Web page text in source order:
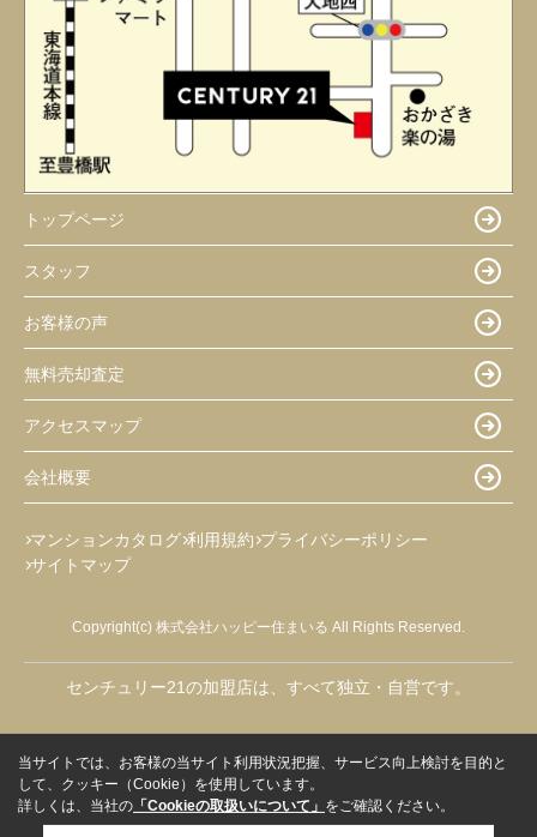
トップページ
スタッフ
お客様の声
無料売却査定
アクセスマップ
会社概要
マンションカタログ 利用規約 プライバシーポリシー
サイトマップ
Copyright(c) 株式会社ハッピー住まいる All Rights Reserved.
センチュリー21の加盟店は、すべて独立・自営です。
当サイトでは、お客様の当サイト利用状況把握、サービス向上検討を目的と
して、クッキー（Cookie）を使用しています。
詳しくは、当社の 「Cookieの取扱いについて」 をご確認ください。